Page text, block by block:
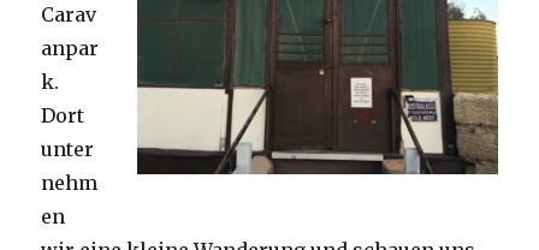
Carav
anpar
k.
Dort
unter
nehm
en